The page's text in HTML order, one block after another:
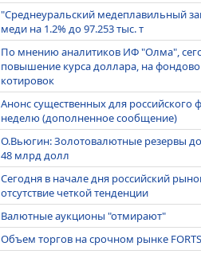
"Среднеуральский медеплавильный
меди на 1.2% до 97.253 тыс. т
По мнению аналитиков ИФ "Олма",
повышение курса доллара, на
котировок
Анонс существенных для
неделю (дополненное сообщение)
О.Вьюгин: Золотовалютные резервы до
48 млрд долл
Сегодня в начале дня российский
отсутствие четкой тенденции
Валютные аукционы "отмирают"
Объем торгов на срочном рынке